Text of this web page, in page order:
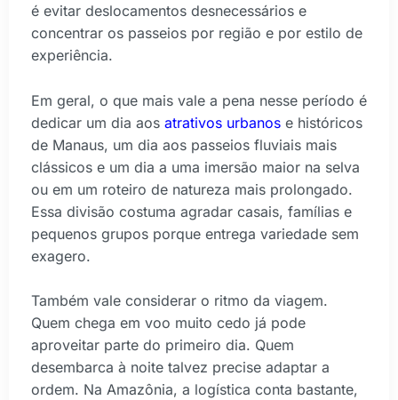
é evitar deslocamentos desnecessários e
concentrar os passeios por região e por estilo de
experiência.
Em geral, o que mais vale a pena nesse período é
dedicar um dia aos atrativos urbanos e históricos
de Manaus, um dia aos passeios fluviais mais
clássicos e um dia a uma imersão maior na selva
ou em um roteiro de natureza mais prolongado.
Essa divisão costuma agradar casais, famílias e
pequenos grupos porque entrega variedade sem
exagero.
Também vale considerar o ritmo da viagem.
Quem chega em voo muito cedo já pode
aproveitar parte do primeiro dia. Quem
desembarca à noite talvez precise adaptar a
ordem. Na Amazônia, a logística conta bastante,